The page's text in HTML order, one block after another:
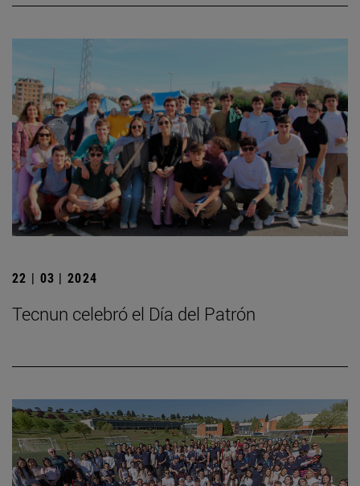
22 | 03 | 2024
Tecnun celebró el Día del Patrón